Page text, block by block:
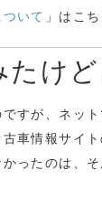
いて 」はこち
たけ
すが、ネッ
車情報サイ
かったのは、